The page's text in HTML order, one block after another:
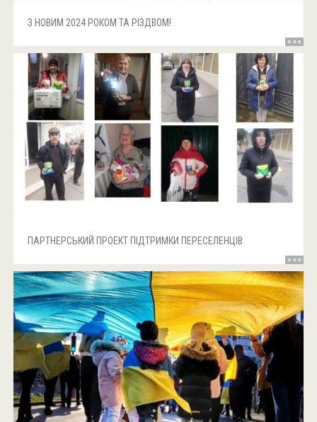
З НОВИМ 2024 РОКОМ ТА РІЗДВОМ!
ПАРТНЕРСЬКИЙ ПРОЕКТ ПІДТРИМКИ ПЕРЕСЕЛЕНЦІВ